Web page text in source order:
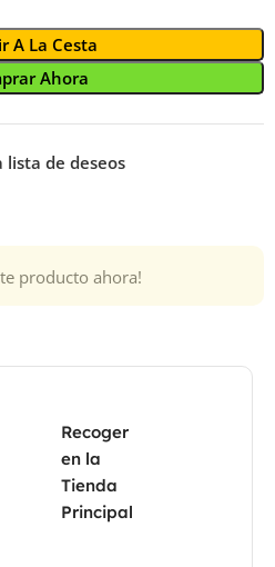
A La Cesta
Ahora
lista de deseos
producto ahora!
Recoger
en la
Tienda
Principal